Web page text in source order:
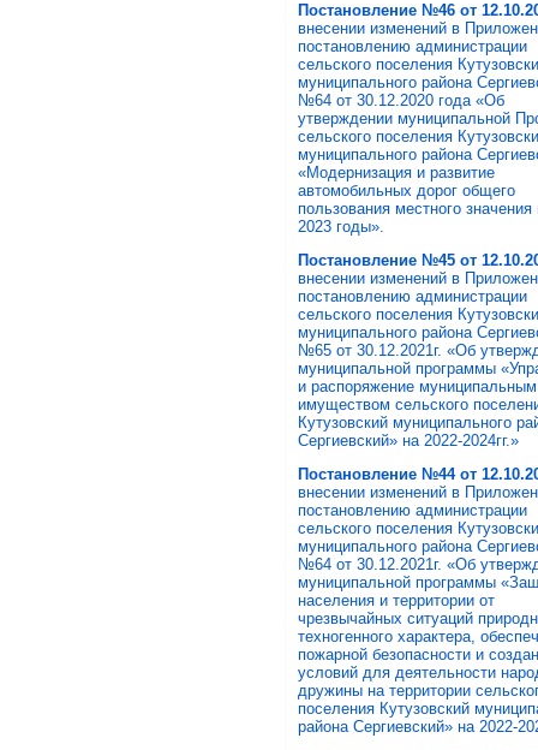
Постановление №46 от
внесении изменений в
постановлению администрации
сельского поселения
муниципального района
№64 от 30.12.2020 года «Об
утверждении муниципальной
сельского поселения
муниципального района
«Модернизация и развитие
автомобильных дорог общего
пользования местного значения
2023 годы».
Постановление №45 от
внесении изменений в
постановлению администрации
сельского поселения
муниципального района
№65 от 30.12.2021г. «Об
муниципальной программы
и распоряжение муниципальным
имуществом сельского
Кутузовский муниципального
Сергиевский» на 2022-2024гг.»
Постановление №44 от
внесении изменений в
постановлению администрации
сельского поселения
муниципального района
№64 от 30.12.2021г. «Об
муниципальной программы
населения и территории от
чрезвычайных ситуаций
техногенного характера,
пожарной безопасности и
условий для деятельности
дружины на территории
поселения Кутузовский
района Сергиевский» на 2022-